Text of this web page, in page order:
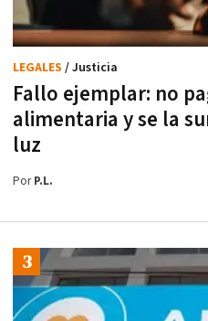
Fallo ejemplar: no
alimentaria y se la
luz
LEGALES / Justicia
PorP.L.